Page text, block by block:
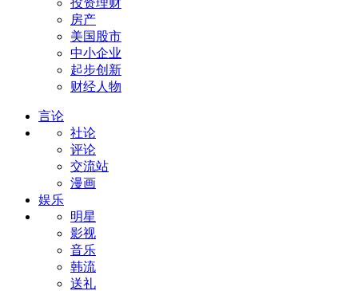
房产
美国股市
中小企业
起步创新
财经人物
言论
社论
评论
交流站
漫画
娱乐
明星
影视
音乐
韩流
送礼